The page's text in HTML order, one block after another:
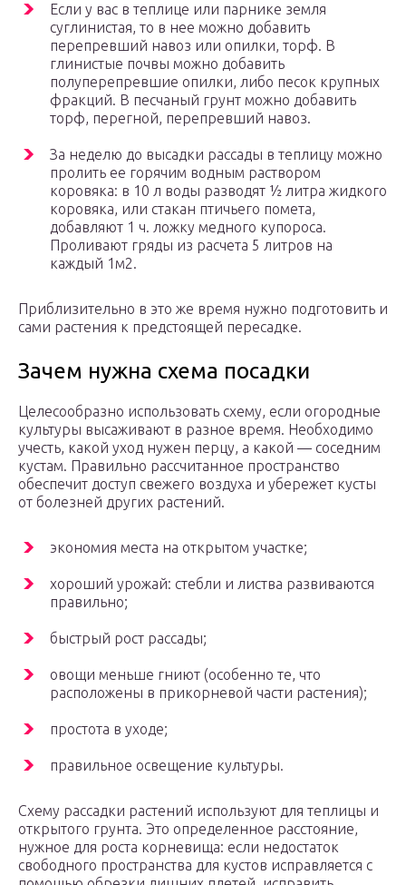
Если у вас в теплице или парнике земля
суглинистая, то в нее можно добавить
перепревший навоз или опилки, торф. В
глинистые почвы можно добавить
полуперепревшие опилки, либо песок крупных
фракций. В песчаный грунт можно добавить
торф, перегной, перепревший навоз.
За неделю до высадки рассады в теплицу можно
пролить ее горячим водным раствором
коровяка: в 10 л воды разводят ½ литра жидкого
коровяка, или стакан птичьего помета,
добавляют 1 ч. ложку медного купороса.
Проливают гряды из расчета 5 литров на
каждый 1м2.
Приблизительно в это же время нужно подготовить и
сами растения к предстоящей пересадке.
Зачем нужна схема посадки
Целесообразно использовать схему, если огородные
культуры высаживают в разное время. Необходимо
учесть, какой уход нужен перцу, а какой — соседним
кустам. Правильно рассчитанное пространство
обеспечит доступ свежего воздуха и убережет кусты
от болезней других растений.
экономия места на открытом участке;
хороший урожай: стебли и листва развиваются
правильно;
быстрый рост рассады;
овощи меньше гниют (особенно те, что
расположены в прикорневой части растения);
простота в уходе;
правильное освещение культуры.
Схему рассадки растений используют для теплицы и
открытого грунта. Это определенное расстояние,
нужное для роста корневища: если недостаток
свободного пространства для кустов исправляется с